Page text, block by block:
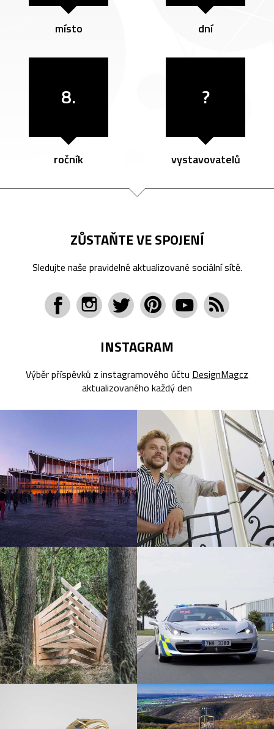
místo dní
8.
ročník
?
vystavovatelů
ZŮSTAŇTE VE SPOJENÍ
Sledujte naše pravidelně aktualizované sociální sítě.
INSTAGRAM
Výběr příspěvků z instagramového účtu DesignMagcz
aktualizovaného každý den